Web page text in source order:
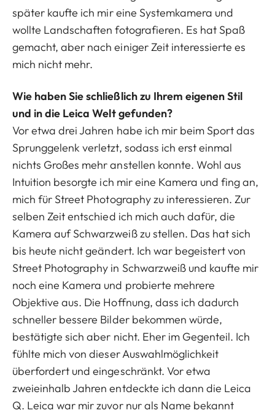
später kaufte ich mir eine Systemkamera und
wollte Landschaften fotografieren. Es hat Spaß
gemacht, aber nach einiger Zeit interessierte es
mich nicht mehr.
Wie haben Sie schließlich zu Ihrem eigenen Stil
und in die Leica Welt gefunden?
Vor etwa drei Jahren habe ich mir beim Sport das
Sprunggelenk verletzt, sodass ich erst einmal
nichts Großes mehr anstellen konnte. Wohl aus
Intuition besorgte ich mir eine Kamera und fing an,
mich für Street Photography zu interessieren. Zur
selben Zeit entschied ich mich auch dafür, die
Kamera auf Schwarzweiß zu stellen. Das hat sich
bis heute nicht geändert. Ich war begeistert von
Street Photography in Schwarzweiß und kaufte mir
noch eine Kamera und probierte mehrere
Objektive aus. Die Hoffnung, dass ich dadurch
schneller bessere Bilder bekommen würde,
bestätigte sich aber nicht. Eher im Gegenteil. Ich
fühlte mich von dieser Auswahlmöglichkeit
überfordert und eingeschränkt. Vor etwa
zweieinhalb Jahren entdeckte ich dann die Leica
Q. Leica war mir zuvor nur als Name bekannt